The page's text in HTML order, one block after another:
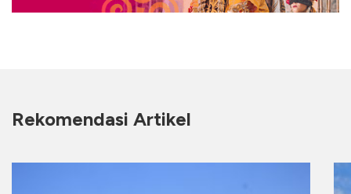
Rekomendasi Artikel